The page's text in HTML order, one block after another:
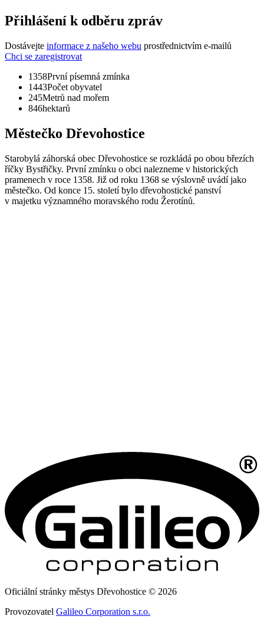
Přihlášení k odběru zpráv
Dostávejte informace z našeho webu prostřednictvím e-mailů
Chci se zaregistrovat
1358První písemná zmínka
1443Počet obyvatel
245Metrů nad mořem
846hektarů
Městečko Dřevohostice
Starobylá záhorská obec Dřevohostice se rozkládá po obou březích
říčky Bystřičky. První zmínku o obci nalezneme v historických
pramenech v roce 1358. Již od roku 1368 se výslovně uvádí jako
městečko. Od konce 15. století bylo dřevohostické panství
v majetku významného moravského rodu Žerotínů.
Oficiální stránky městys Dřevohostice © 2026
Provozovatel Galileo Corporation s.r.o.